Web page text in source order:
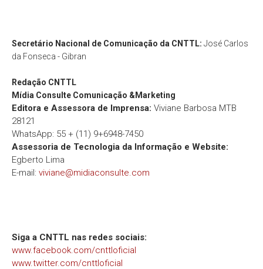
Secretário Nacional de Comunicação da CNTTL: José Carlos
da Fonseca - Gibran
Redação CNTTL
Mídia Consulte Comunicação &Marketing
Editora e Assessora de Imprensa: Viviane Barbosa MTB
28121
WhatsApp: 55 + (11) 9+6948-7450
Assessoria de Tecnologia da Informação e Website:
Egberto Lima
E-mail: viviane@midiaconsulte.com
Siga a CNTTL nas redes sociais:
www.facebook.com/cnttloficial
www.twitter.com/cnttloficial